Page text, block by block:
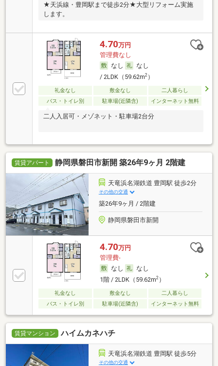
★天浜線・豊岡駅まで徒歩2分★大型リフォーム実施
します。
4.70万円
管理費なし
なし
なし
/ 2LDK（59.62m2）
礼金なし 敷金なし
二人暮らし
バス・トイレ別
駐車場(近隣含) インターネット無料
二人入居可・メゾネット・駐車場2台分
賃貸アパート 静岡県磐田市新開 築26年9ヶ月 2階建
天竜浜名湖鉄道 豊岡駅 徒歩2分
その他の交通
築26年9ヶ月 / 2階建
静岡県磐田市新開
4.70万円
管理費-
なし
なし
1階 / 2LDK（59.62m2）
礼金なし 敷金なし
二人暮らし
バス・トイレ別
駐車場(近隣含) インターネット無料
賃貸マンション ハイムカネハチ
天竜浜名湖鉄道 豊岡駅 徒歩5分
その他の交通